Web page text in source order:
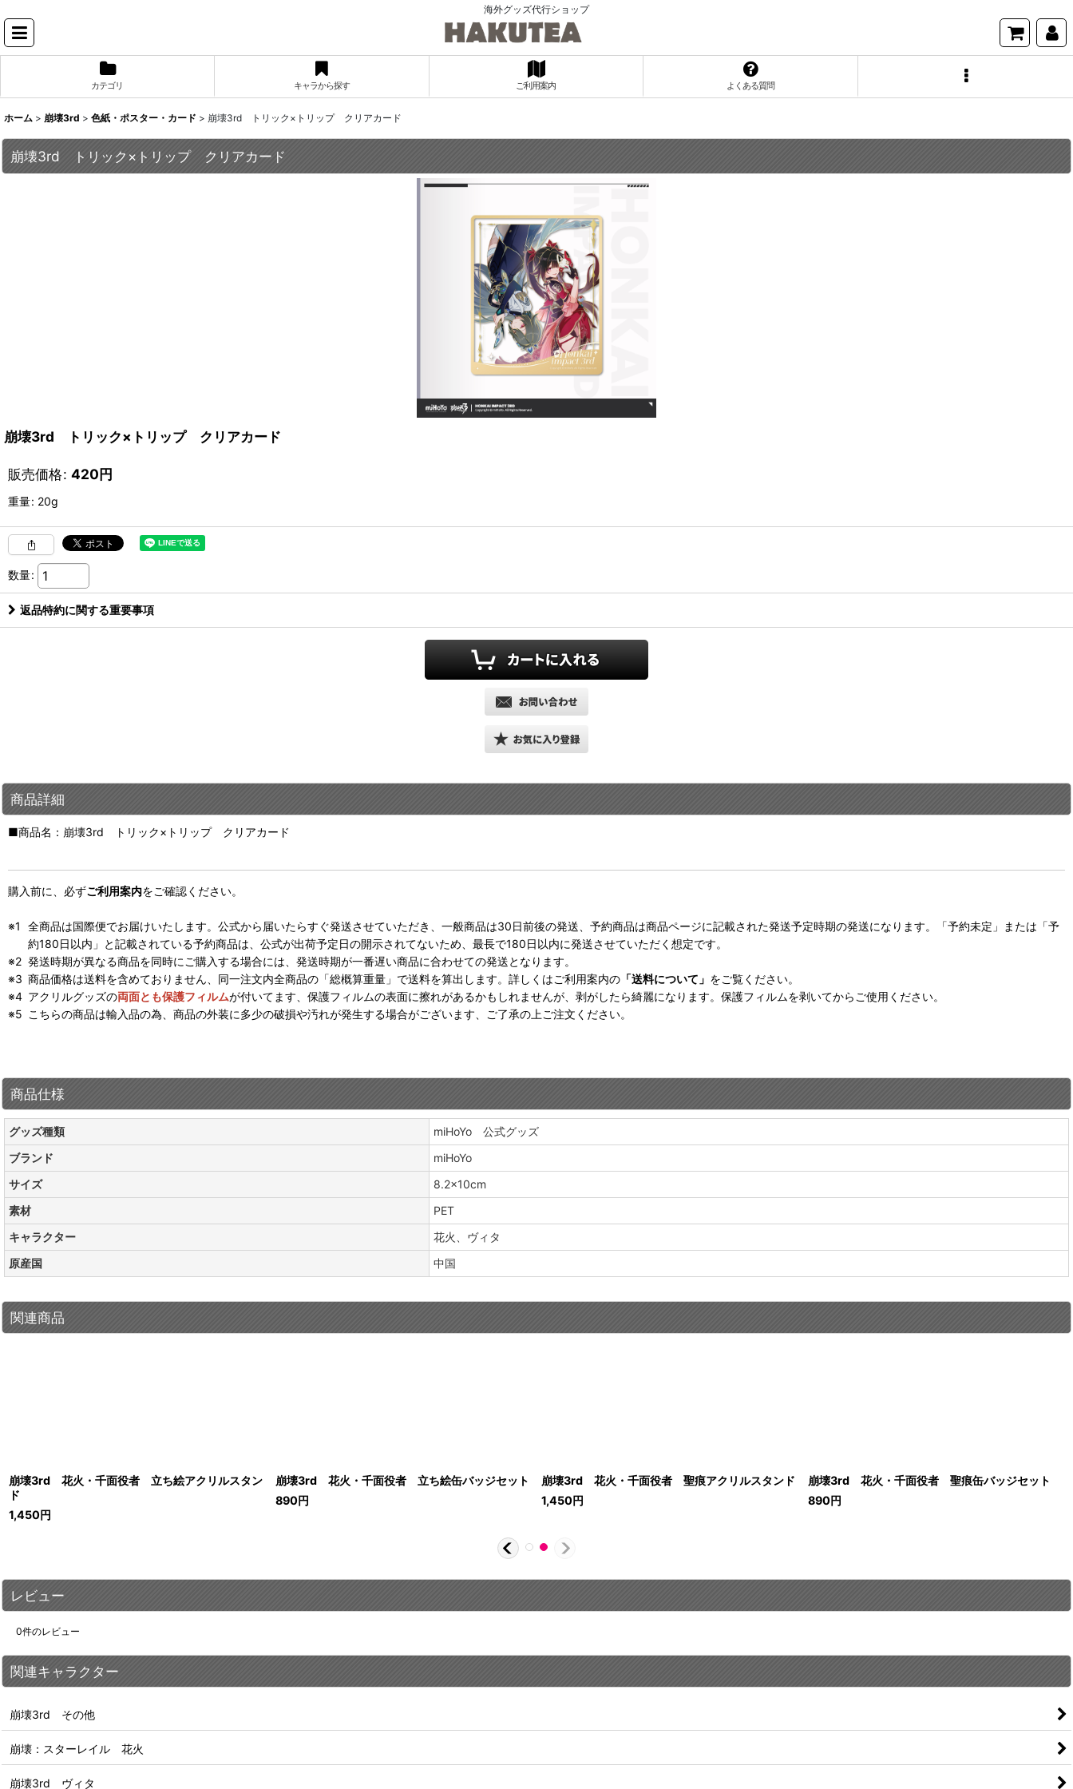
海外グッズ代行ショップ
カテゴリ キャラから探す ご利用案内 よくある質問
ホーム > 崩壊3rd > 色紙・ポスター・カード > 崩壊3rd トリック×トリップ クリアカード
崩壊3rd トリック×トリップ クリアカード
崩壊3rd トリック×トリップ クリアカード
販売価格: 420円
重量: 20g
数量:
返品特約に関する重要事項
商品詳細
■商品名：崩壊3rd トリック×トリップ クリアカード
購入前に、必ずご利用案内をご確認ください。
全商品は国際便でお届けいたします。公式から届いたらすぐ発送させていただき、一般商品は30日前後の発送、予約商品は商品ページに記載された発送予定時期の発送になります。「予約未定」または「予
約180日以内」と記載されている予約商品は、公式が出荷予定日の開示されてないため、最長で180日以内に発送させていただく想定です。
発送時期が異なる商品を同時にご購入する場合には、発送時期が一番遅い商品に合わせての発送となります。
商品価格は送料を含めておりません、同一注文内全商品の「総概算重量」で送料を算出します。詳しくはご利用案内の 「送料について」 をご覧ください。
アクリルグッズの両面とも保護フィルムが付いてます、保護フィルムの表面に擦れがあるかもしれませんが、剥がしたら綺麗になります。保護フィルムを剥いてからご使用ください。
こちらの商品は輸入品の為、商品の外装に多少の破損や汚れが発生する場合がございます、ご了承の上ご注文ください。
商品仕様
グッズ種類
miHoYo 公式グッズ
ブランド
miHoYo
サイズ
8.2×10cm
素材
PET
キャラクター
花火、ヴィタ
原産国
中国
関連商品
崩壊3rd 花火・千面役者 立ち絵アクリルスタン
ド
1,450円
崩壊3rd 花火・千面役者 立ち絵缶バッジセット
890円
崩壊3rd 花火・千面役者 聖痕アクリルスタンド
1,450円
崩壊3rd 花火・千面役者 聖痕缶バッジセット
890円
レビュー
0件のレビュー
関連キャラクター
崩壊3rd その他
崩壊：スターレイル 花火
崩壊3rd ヴィタ